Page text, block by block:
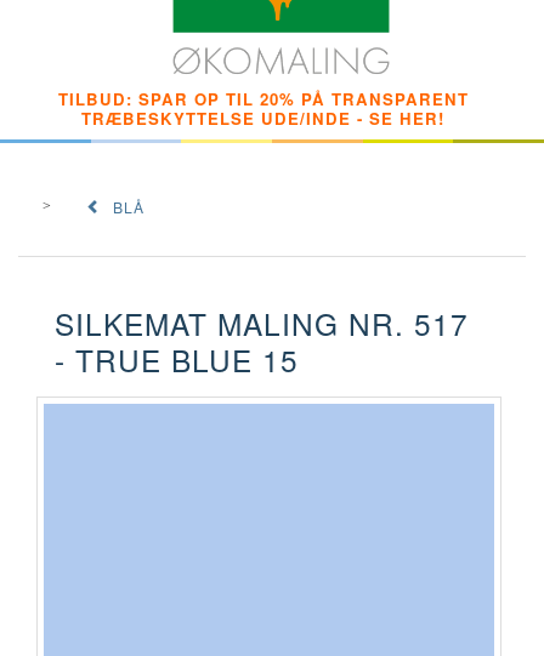
TILBUD: SPAR OP TIL 20% PÅ TRANSPARENT
TRÆBESKYTTELSE UDE/INDE - SE HER!
BLÅ
SILKEMAT MALING NR. 517
- TRUE BLUE 15